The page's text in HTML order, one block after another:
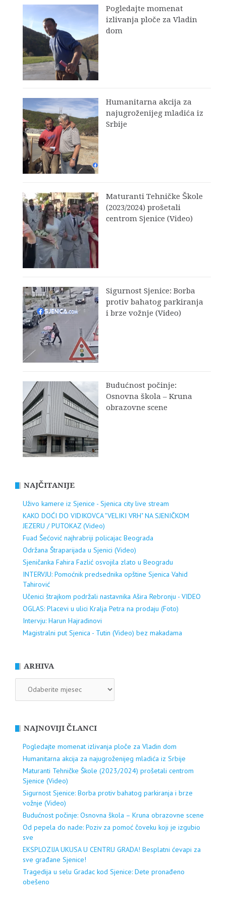
Pogledajte momenat
izlivanja ploče za Vladin
dom
Humanitarna akcija za
najugroženijeg mladića iz
Srbije
Maturanti Tehničke Škole
(2023/2024) prošetali
centrom Sjenice (Video)
Sigurnost Sjenice: Borba
protiv bahatog parkiranja
i brze vožnje (Video)
Budućnost počinje:
Osnovna škola – Kruna
obrazovne scene
NAJČITANIJE
Uživo kamere iz Sjenice - Sjenica city live stream
KAKO DOĆI DO VIDIKOVCA "VELIKI VRH" NA SJENIČKOM
JEZERU / PUTOKAZ (Video)
Fuad Šećović najhrabriji policajac Beograda
Održana Štraparijada u Sjenici (Video)
Sjeničanka Fahira Fazlić osvojila zlato u Beogradu
INTERVJU: Pomoćnik predsednika opštine Sjenica Vahid
Tahirović
Učenici štrajkom podržali nastavnika Ašira Rebronju - VIDEO
OGLAS: Placevi u ulici Kralja Petra na prodaju (Foto)
Intervju: Harun Hajradinovi
Magistralni put Sjenica - Tutin (Video) bez makadama
ARHIVA
NAJNOVIJI ČLANCI
Pogledajte momenat izlivanja ploče za Vladin dom
Humanitarna akcija za najugroženijeg mladića iz Srbije
Maturanti Tehničke Škole (2023/2024) prošetali centrom
Sjenice (Video)
Sigurnost Sjenice: Borba protiv bahatog parkiranja i brze
vožnje (Video)
Budućnost počinje: Osnovna škola – Kruna obrazovne scene
Od pepela do nade: Poziv za pomoć čoveku koji je izgubio
sve
EKSPLOZIJA UKUSA U CENTRU GRADA! Besplatni ćevapi za
sve građane Sjenice!
Tragedija u selu Gradac kod Sjenice: Dete pronađeno
obešeno